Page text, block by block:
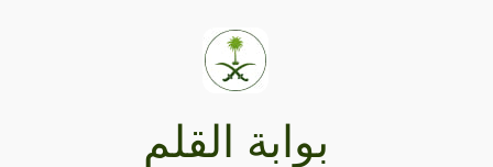
بوابة القلم